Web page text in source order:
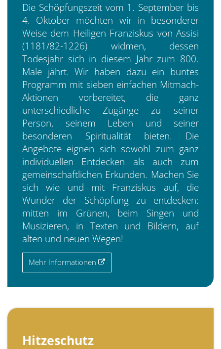
Die Schöpfungszeit vom 1. September bis
4. Oktober möchten wir in besonderer
Weise dem Heiligen Franziskus von Assisi
(1181/82-1226) widmen, dessen
Todesjahr sich in diesem Jahr zum 800.
Male jährt. Wir haben dazu ein buntes
Programm mit sieben einfachen Mitmach-
Aktionen vorbereitet, die ganz
unterschiedliche Zugänge zu seiner
Person, seinem Leben und seiner
besonderen Spiritualität bieten. Die
Angebote eignen sich sowohl zum ganz
individuellen Entdecken als auch zum
gemeinschaftlichen Erkunden. Machen Sie
sich wie und mit Franziskus auf, die
Wunder der Schöpfung zu entdecken:
mitten im Grünen, beim Singen und
Musizieren, in Texten und Bildern, auf
alten und neuen Wegen!
Mehr Informationen
Hitzeschutz